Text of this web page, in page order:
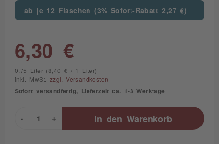
ab je 12 Flaschen (3% Sofort-Rabatt 2,27 €)
6,30 €
0.75 Liter (8,40 € / 1 Liter)
inkl. MwSt. zzgl. Versandkosten
Sofort versandfertig, Lieferzeit ca. 1-3 Werktage
+
- In den Warenkorb